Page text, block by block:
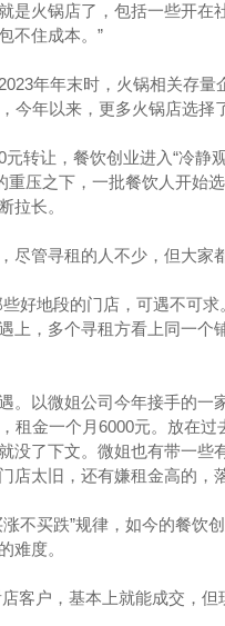
是火锅店了，包括一些开在
不住成本。”
年年末时，火锅相关存
今年以来，更多火锅店选择
转让，餐饮创业进入“冷静
重压之下，一批餐饮人开始
拉长。
尽管寻租的人不少，但大家
好地段的门店，可遇不可
上，多个寻租方看上同一
。以微姐公司今年接手的
租金一个月6000元。放在
没了下文。微姐也有带一
店太旧，还有嫌租金高的，
不买跌”规律，如今的餐饮
难度。
客户，基本上就能成交，